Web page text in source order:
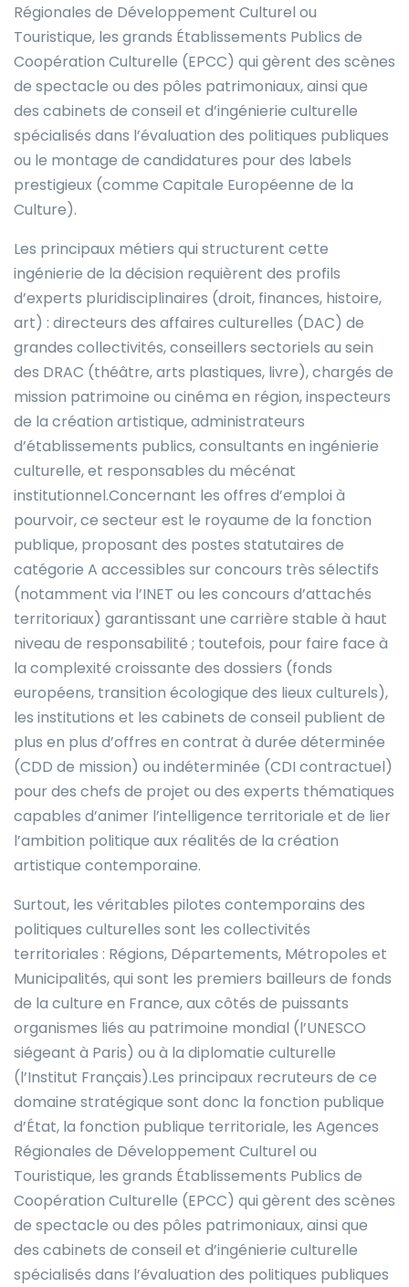
Régionales de Développement Culturel ou
Touristique, les grands Établissements Publics de
Coopération Culturelle (EPCC) qui gèrent des scènes
de spectacle ou des pôles patrimoniaux, ainsi que
des cabinets de conseil et d’ingénierie culturelle
spécialisés dans l’évaluation des politiques publiques
ou le montage de candidatures pour des labels
prestigieux (comme Capitale Européenne de la
Culture).
Les principaux métiers qui structurent cette
ingénierie de la décision requièrent des profils
d’experts pluridisciplinaires (droit, finances, histoire,
art) : directeurs des affaires culturelles (DAC) de
grandes collectivités, conseillers sectoriels au sein
des DRAC (théâtre, arts plastiques, livre), chargés de
mission patrimoine ou cinéma en région, inspecteurs
de la création artistique, administrateurs
d’établissements publics, consultants en ingénierie
culturelle, et responsables du mécénat
institutionnel.Concernant les offres d’emploi à
pourvoir, ce secteur est le royaume de la fonction
publique, proposant des postes statutaires de
catégorie A accessibles sur concours très sélectifs
(notamment via l’INET ou les concours d’attachés
territoriaux) garantissant une carrière stable à haut
niveau de responsabilité ; toutefois, pour faire face à
la complexité croissante des dossiers (fonds
européens, transition écologique des lieux culturels),
les institutions et les cabinets de conseil publient de
plus en plus d’offres en contrat à durée déterminée
(CDD de mission) ou indéterminée (CDI contractuel)
pour des chefs de projet ou des experts thématiques
capables d’animer l’intelligence territoriale et de lier
l’ambition politique aux réalités de la création
artistique contemporaine.
Surtout, les véritables pilotes contemporains des
politiques culturelles sont les collectivités
territoriales : Régions, Départements, Métropoles et
Municipalités, qui sont les premiers bailleurs de fonds
de la culture en France, aux côtés de puissants
organismes liés au patrimoine mondial (l’UNESCO
siégeant à Paris) ou à la diplomatie culturelle
(l’Institut Français).Les principaux recruteurs de ce
domaine stratégique sont donc la fonction publique
d’État, la fonction publique territoriale, les Agences
Régionales de Développement Culturel ou
Touristique, les grands Établissements Publics de
Coopération Culturelle (EPCC) qui gèrent des scènes
de spectacle ou des pôles patrimoniaux, ainsi que
des cabinets de conseil et d’ingénierie culturelle
spécialisés dans l’évaluation des politiques publiques